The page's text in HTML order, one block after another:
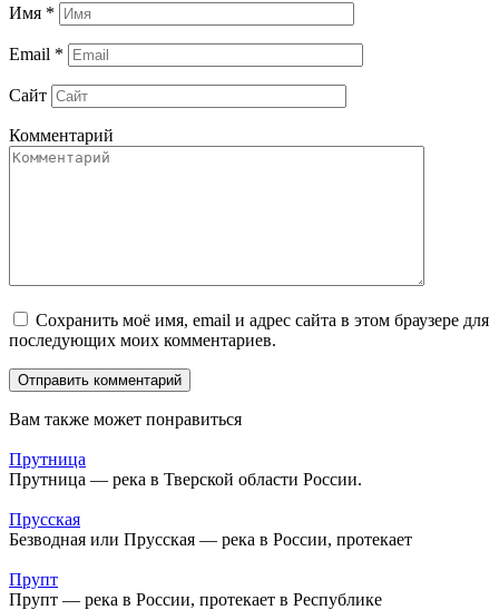
Имя *
Email *
Сайт
Комментарий
Сохранить моё имя, email и адрес сайта в этом браузере для
последующих моих комментариев.
Вам также может понравиться
Прутница
Прутница — река в Тверской области России.
Прусская
Безводная или Прусская — река в России, протекает
Прупт
Прупт — река в России, протекает в Республике